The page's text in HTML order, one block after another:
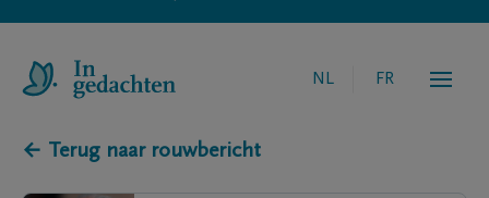
NL FR
← Terug naar rouwbericht